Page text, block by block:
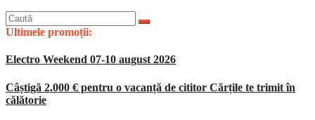
Caută
după:
Ultimele promoții:
Electro Weekend 07-10 august 2026
Câștigă 2.000 € pentru o vacanță de cititor Cărțile te trimit în
călătorie